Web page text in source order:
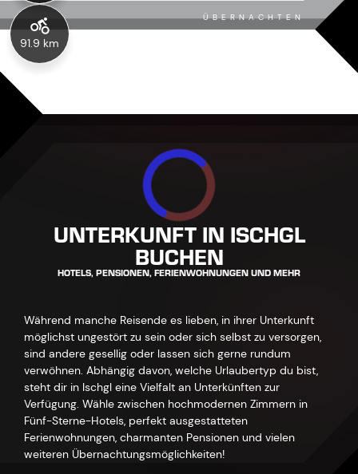
91.9 km
ÜBERNACHTEN
UNTERKUNFT IN ISCHGL
BUCHEN
HOTELS, PENSIONEN, FERIENWOHNUNGEN UND MEHR
Während manche Reisende es lieben, in ihrer Unterkunft
möglichst ungestört zu sein oder sich selbst zu versorgen,
sind andere gesellig oder lassen sich gerne rundum
verwöhnen. Abhängig davon, welche Urlaubertyp du bist,
steht dir in Ischgl eine Vielfalt an Unterkünften zur
Verfügung. Wähle zwischen hochmodernen Zimmern in
Fünf-Sterne-Hotels, perfekt ausgestatteten
Ferienwohnungen, charmanten Pensionen und vielen
weiteren Übernachtungsmöglichkeiten!